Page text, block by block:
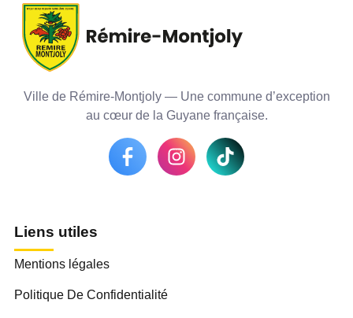
Ville de Rémire-Montjoly — Une commune d’exception
au cœur de la Guyane française.
Liens utiles
Mentions légales
Politique De Confidentialité